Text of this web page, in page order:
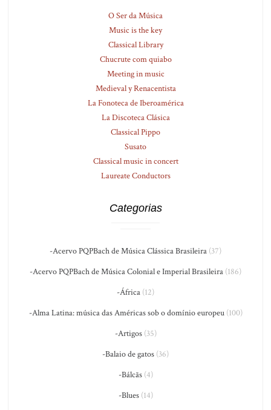
O Ser da Música
Music is the key
Classical Library
Chucrute com quiabo
Meeting in music
Medieval y Renacentista
La Fonoteca de Iberoamérica
La Discoteca Clásica
Classical Pippo
Susato
Classical music in concert
Laureate Conductors
Categorias
-Acervo PQPBach de Música Clássica Brasileira (37)
-Acervo PQPBach de Música Colonial e Imperial Brasileira (186)
-África (12)
-Alma Latina: música das Américas sob o domínio europeu(100)
-Artigos(35)
-Balaio de gatos (36)
-Bálcãs(4)
-Blues(14)